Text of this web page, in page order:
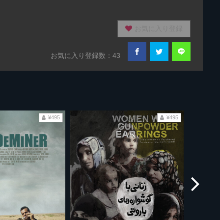
お気に入り登録数：43
¥495 ¥495